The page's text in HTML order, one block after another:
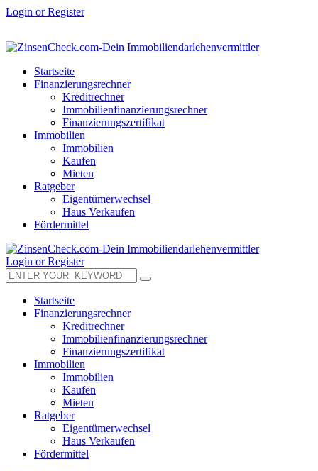
Login or Register
Startseite
Finanzierungsrechner
Kreditrechner
Immobilienfinanzierungsrechner
Finanzierungszertifikat
Immobilien
Immobilien
Kaufen
Mieten
Ratgeber
Eigentümerwechsel
Haus Verkaufen
Fördermittel
Login or Register
Startseite
Finanzierungsrechner
Kreditrechner
Immobilienfinanzierungsrechner
Finanzierungszertifikat
Immobilien
Immobilien
Kaufen
Mieten
Ratgeber
Eigentümerwechsel
Haus Verkaufen
Fördermittel